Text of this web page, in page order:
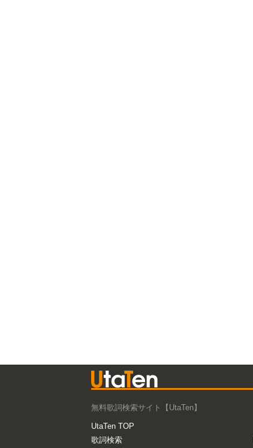
無料歌詞検索サイト【UtaTen】
UtaTen TOP
歌詞検索